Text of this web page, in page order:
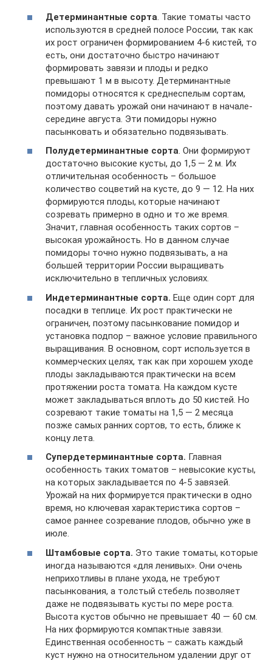
Детерминантные сорта. Такие томаты часто
используются в средней полосе России, так как
их рост ограничен формированием 4-6 кистей, то
есть, они достаточно быстро начинают
формировать завязи и плоды и редко
превышают 1 м в высоту. Детерминантные
помидоры относятся к среднеспелым сортам,
поэтому давать урожай они начинают в начале-
середине августа. Эти помидоры нужно
пасынковать и обязательно подвязывать.
Полудетерминантные сорта. Они формируют
достаточно высокие кусты, до 1,5 — 2 м. Их
отличительная особенность – большое
количество соцветий на кусте, до 9 — 12. На них
формируются плоды, которые начинают
созревать примерно в одно и то же время.
Значит, главная особенность таких сортов –
высокая урожайность. Но в данном случае
помидоры точно нужно подвязывать, а на
большей территории России выращивать
исключительно в тепличных условиях.
Индетерминантные сорта. Еще один сорт для
посадки в теплице. Их рост практически не
ограничен, поэтому пасынкование помидор и
установка подпор – важное условие правильного
выращивания. В основном, сорт используется в
коммерческих целях, так как при хорошем уходе
плоды закладываются практически на всем
протяжении роста томата. На каждом кусте
может закладываться вплоть до 50 кистей. Но
созревают такие томаты на 1,5 — 2 месяца
позже самых ранних сортов, то есть, ближе к
концу лета.
Супердетерминантные сорта. Главная
особенность таких томатов – невысокие кусты,
на которых закладывается по 4-5 завязей.
Урожай на них формируется практически в одно
время, но ключевая характеристика сортов –
самое раннее созревание плодов, обычно уже в
июле.
Штамбовые сорта. Это такие томаты, которые
иногда называются «для ленивых». Они очень
неприхотливы в плане ухода, не требуют
пасынкования, а толстый стебель позволяет
даже не подвязывать кусты по мере роста.
Высота кустов обычно не превышает 40 — 60 см.
На них формируются компактные завязи.
Единственная особенность – сажать каждый
куст нужно на относительном удалении друг от